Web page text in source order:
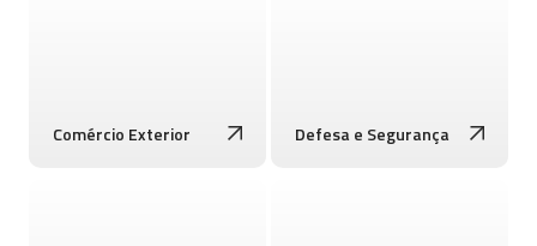
Comércio Exterior Defesa e Segurança